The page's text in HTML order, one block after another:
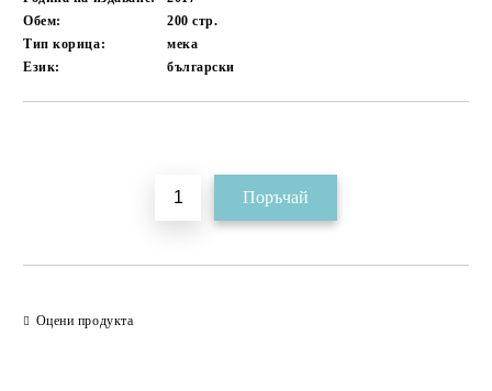
Обем:
200стр.
Тип корица:
мека
Език:
български
Оцени продукта